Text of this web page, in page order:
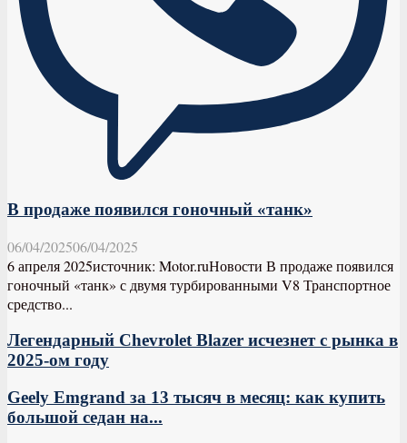
В продаже появился гоночный «танк»
06/04/202506/04/2025
6 апреля 2025источник: Motor.ruНовости В продаже появился
гоночный «танк» с двумя турбированными V8 Транспортное
средство...
Легендарный Chevrolet Blazer исчезнет с рынка в
2025-ом году
Geely Emgrand за 13 тысяч в месяц: как купить
большой седан на...